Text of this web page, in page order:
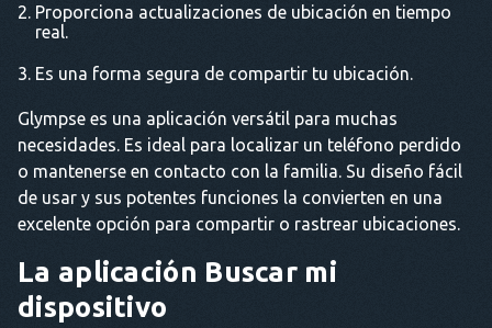
Proporciona actualizaciones de ubicación en tiempo
real.
Es una forma segura de compartir tu ubicación.
Glympse es una aplicación versátil para muchas
necesidades. Es ideal para localizar un teléfono perdido
o mantenerse en contacto con la familia. Su diseño fácil
de usar y sus potentes funciones la convierten en una
excelente opción para compartir o rastrear ubicaciones.
La aplicación Buscar mi
dispositivo